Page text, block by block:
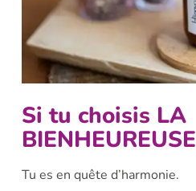
Si tu choisis LA
Tu es en quête d’harmonie.